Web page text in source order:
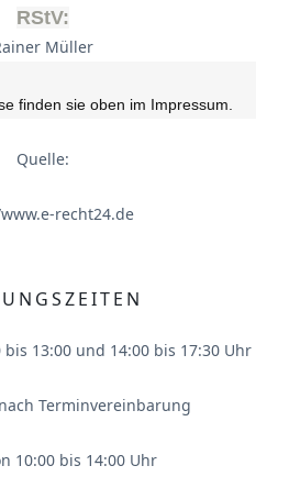
RStV:
Müller
finden sie oben im Impressum.
Quelle:
recht24.de
bis 13:00 und 14:00 bis 17:30 Uhr
Terminvereinbarung
10:00 bis 14:00 Uhr